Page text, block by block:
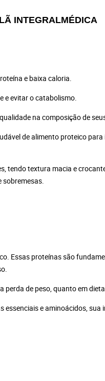
INTEGRALMÉDICA
e baixa caloria.
e evitar o catabolismo.
na composição de
de alimento proteico
tendo textura macia e
sobremesas.
Essas proteínas são
de peso, quanto em
e aminoácidos,